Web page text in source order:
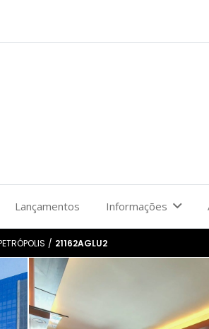
Lançamentos Informações
/ 21162AGLU2